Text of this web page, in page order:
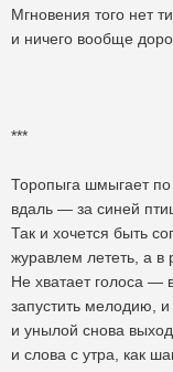
Мгновения того нет
и ничего вообще
***
Торопыга шмыгает по
вдаль — за синей
Так и хочется быть
журавлем лететь, а в
Не хватает голоса —
запустить мелодию, и
и унылой снова
и слова с утра, как